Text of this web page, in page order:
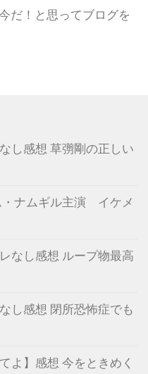
だ！と思ってブログを
し感想 草彅剛の正しい
・ナムギル主演 イケメ
なし感想 ループ物最高
し感想 閉所恐怖症でも
よ】感想 今をときめく